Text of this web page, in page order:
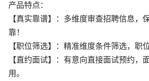
产品特点：
【真实靠谱】：多维度审查招聘信息，
靠！
【职位筛选】：精准维度条件筛选，职
【直约面试】：有意向直接面试预约，
用。